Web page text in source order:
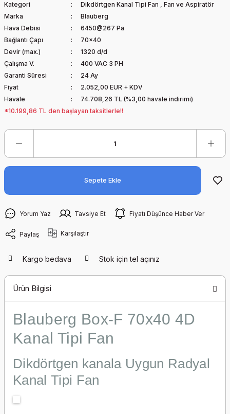
Kategori Dikdörtgen Kanal Tipi Fan , Fan ve Aspiratör
Marka
Blauberg
Hava Debisi
6450@267 Pa
Bağlantı Çapı
70x40
Devir (max.)
1320 d/d
Çalışma V.
400 VAC 3 PH
Garanti Süresi
24 Ay
Fiyat
2.052,00 EUR + KDV
Havale
74.708,26 TL (%3,00 havale indirimi)
*10.199,86 TL den başlayan taksitlerle!!
Sepete Ekle
Yorum Yaz Tavsiye Et Fiyatı Düşünce Haber Ver
Paylaş Karşılaştır
Kargo bedava Stok için tel açınız
Ürün Bilgisi
Blauberg Box-F 70x40 4D
Kanal Tipi Fan
Dikdörtgen kanala Uygun Radyal
Kanal Tipi Fan